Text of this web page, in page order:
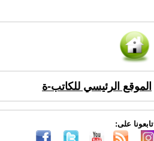
الموقع الرئيسي للكاتب-ة
تابعونا على: